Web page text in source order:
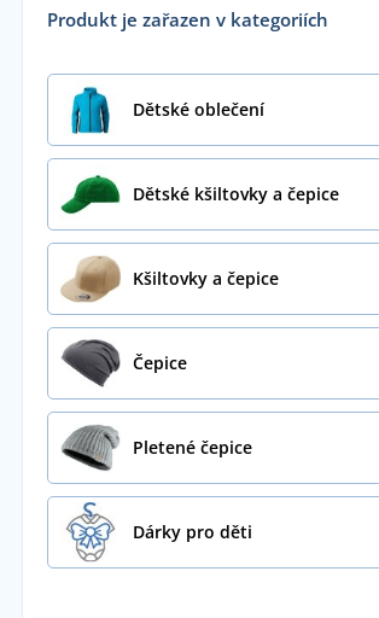
Produkt je zařazen v kategoriích
Dětské oblečení
Dětské kšiltovky a čepice
Kšiltovky a čepice
Čepice
Pletené čepice
Dárky pro děti